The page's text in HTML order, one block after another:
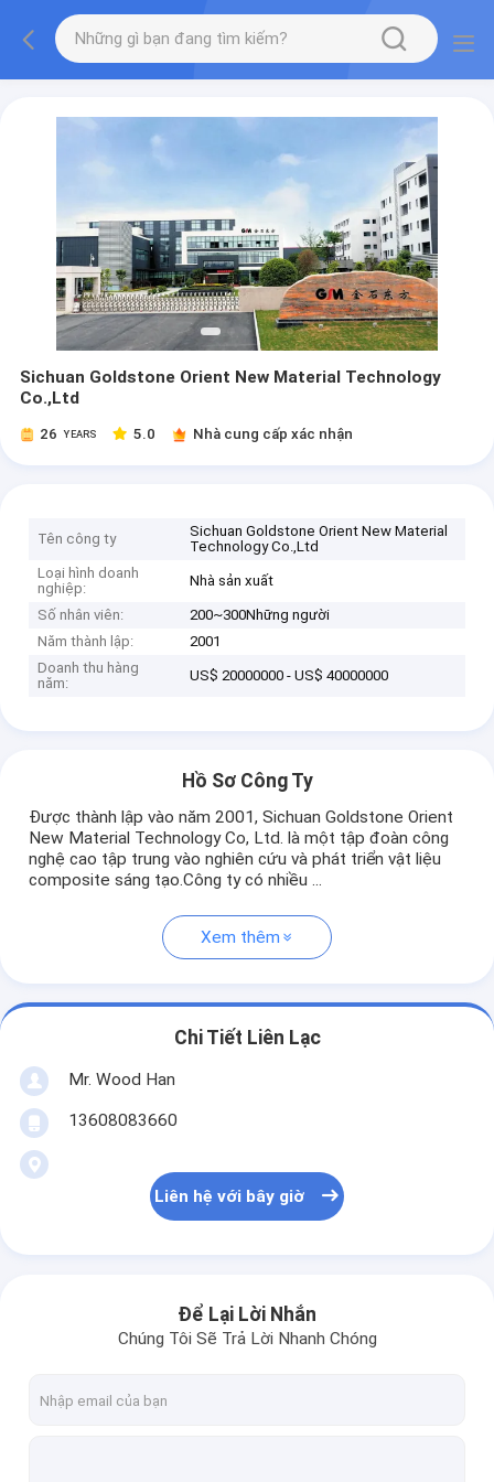
Sichuan Goldstone Orient New Material Technology
Co.,Ltd
26 YEARS 5.0 Nhà cung cấp xác nhận
Tên công ty
Sichuan Goldstone Orient New Material
Technology Co.,Ltd
Loại hình doanh
nghiệp:
Nhà sản xuất
Số nhân viên:
200~300Những người
Năm thành lập:
2001
Doanh thu hàng
năm:
US$ 20000000 - US$ 40000000
Hồ Sơ Công Ty
Được thành lập vào năm 2001, Sichuan Goldstone Orient
New Material Technology Co, Ltd. là một tập đoàn công
nghệ cao tập trung vào nghiên cứu và phát triển vật liệu
composite sáng tạo.Công ty có nhiều ...
Xem thêm
Chi Tiết Liên Lạc
Mr. Wood Han
13608083660
Liên hệ với bây giờ
Để Lại Lời Nhắn
Chúng Tôi Sẽ Trả Lời Nhanh Chóng